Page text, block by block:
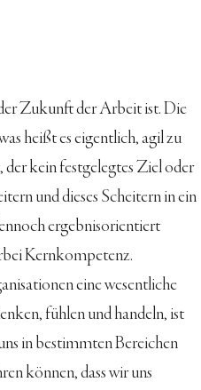
Zukunft der Arbeit ist. Die
heißt es eigentlich, agil zu
kein festgelegtes Ziel oder
und dieses Scheitern in ein
ergebnisorientiert
Kernkompetenz.
eine wesentliche
fühlen und handeln, ist
in bestimmten Bereichen
können, dass wir uns